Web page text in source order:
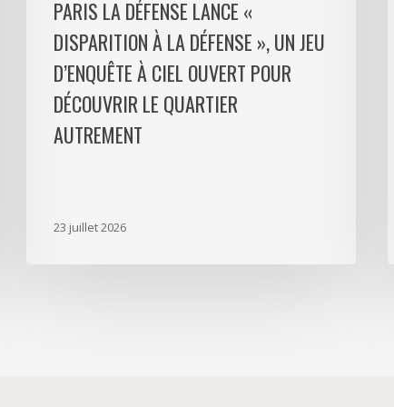
d’enquête
ouvert
découvrir
PARIS LA DÉFENSE LANCE «
DISPARITION À LA DÉFENSE », UN JEU
D’ENQUÊTE À CIEL OUVERT POUR
DÉCOUVRIR LE QUARTIER
AUTREMENT
23 juillet 2026